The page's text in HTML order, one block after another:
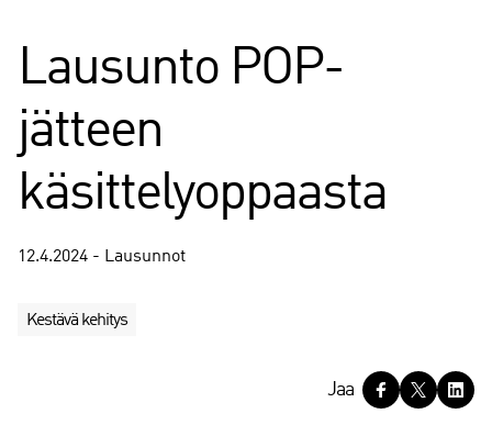
Lausunto POP-
jätteen
käsittelyoppaasta
12.4.2024 - Lausunnot
Kestävä kehitys
Jaa